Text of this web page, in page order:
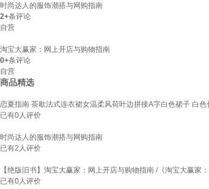
时尚达人的服饰潮搭与网购指南
2+条评论
自营
淘宝大赢家：网上开店与购物指南
0+条评论
自营
商品精选
恋夏指南 茶歇法式连衣裙女温柔风荷叶边拼接A字白色裙子 白
已有0人评价
时尚达人的服饰潮搭与网购指南
已有2 人评价
【绝版旧书】淘宝大赢家：网上开店与购物指南 /《淘宝大赢家
已有0人评价